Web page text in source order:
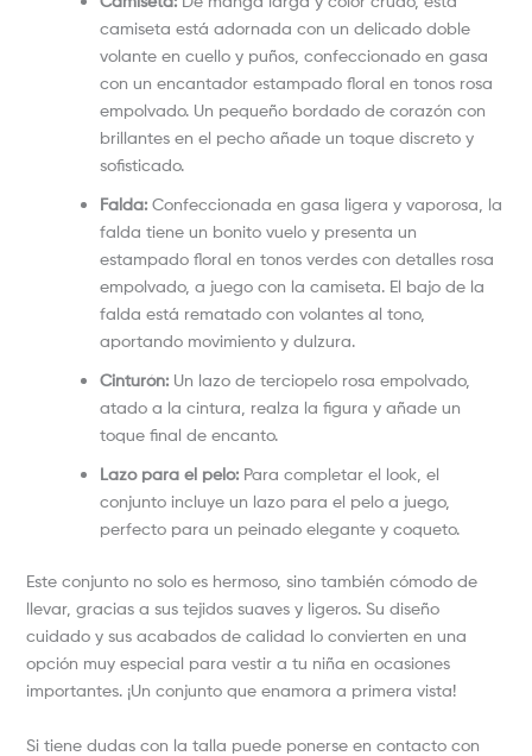
camiseta está adornada con un delicado doble
volante en cuello y puños, confeccionado en gasa
con un encantador estampado floral en tonos rosa
empolvado. Un pequeño bordado de corazón con
brillantes en el pecho añade un toque discreto y
sofisticado.
Falda:Confeccionada en gasa ligera y vaporosa, la
falda tiene un bonito vuelo y presenta un
estampado floral en tonos verdes con detalles rosa
empolvado, a juego con la camiseta. El bajo de la
falda está rematado con volantes al tono,
aportando movimiento y dulzura.
Cinturón:Un lazo de terciopelo rosa empolvado,
atado a la cintura, realza la figura y añade un
toque final de encanto.
Lazo para el pelo:Para completar el look, el
conjunto incluye un lazo para el pelo a juego,
perfecto para un peinado elegante y coqueto.
Este conjunto no solo es hermoso, sino también cómodo de
llevar, gracias a sus tejidos suaves y ligeros. Su diseño
cuidado y sus acabados de calidad lo convierten en una
opción muy especial para vestir a tu niña en ocasiones
importantes. ¡Un conjunto que enamora a primera vista!
Si tiene dudas con la talla puede ponerse en contacto con